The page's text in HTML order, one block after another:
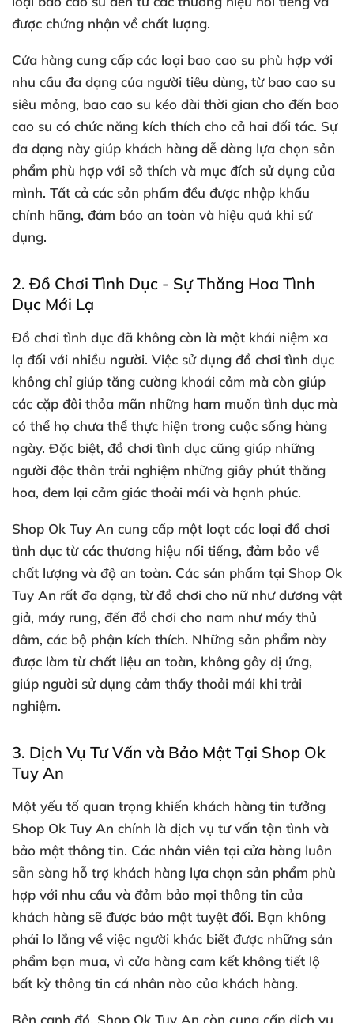
được chứng nhận về chất lượng.
Cửa hàng cung cấp các loại bao cao su phù hợp với
nhu cầu đa dạng của người tiêu dùng, từ bao cao su
siêu mỏng, bao cao su kéo dài thời gian cho đến bao
cao su có chức năng kích thích cho cả hai đối tác. Sự
đa dạng này giúp khách hàng dễ dàng lựa chọn sản
phẩm phù hợp với sở thích và mục đích sử dụng của
mình. Tất cả các sản phẩm đều được nhập khẩu
chính hãng, đảm bảo an toàn và hiệu quả khi sử
dụng.
2. Đồ Chơi Tình Dục - Sự Thăng Hoa Tình
Dục Mới Lạ
Đồ chơi tình dục đã không còn là một khái niệm xa
lạ đối với nhiều người. Việc sử dụng đồ chơi tình dục
không chỉ giúp tăng cường khoái cảm mà còn giúp
các cặp đôi thỏa mãn những ham muốn tình dục mà
có thể họ chưa thể thực hiện trong cuộc sống hàng
ngày. Đặc biệt, đồ chơi tình dục cũng giúp những
người độc thân trải nghiệm những giây phút thăng
hoa, đem lại cảm giác thoải mái và hạnh phúc.
Shop Ok Tuy An cung cấp một loạt các loại đồ chơi
tình dục từ các thương hiệu nổi tiếng, đảm bảo về
chất lượng và độ an toàn. Các sản phẩm tại Shop Ok
Tuy An rất đa dạng, từ đồ chơi cho nữ như dương vật
giả, máy rung, đến đồ chơi cho nam như máy thủ
dâm, các bộ phận kích thích. Những sản phẩm này
được làm từ chất liệu an toàn, không gây dị ứng,
giúp người sử dụng cảm thấy thoải mái khi trải
nghiệm.
3. Dịch Vụ Tư Vấn và Bảo Mật Tại Shop Ok
Tuy An
Một yếu tố quan trọng khiến khách hàng tin tưởng
Shop Ok Tuy An chính là dịch vụ tư vấn tận tình và
bảo mật thông tin. Các nhân viên tại cửa hàng luôn
sẵn sàng hỗ trợ khách hàng lựa chọn sản phẩm phù
hợp với nhu cầu và đảm bảo mọi thông tin của
khách hàng sẽ được bảo mật tuyệt đối. Bạn không
phải lo lắng về việc người khác biết được những sản
phẩm bạn mua, vì cửa hàng cam kết không tiết lộ
bất kỳ thông tin cá nhân nào của khách hàng.
Bên cạnh đó, Shop Ok Tuy An còn cung cấp dịch vụ